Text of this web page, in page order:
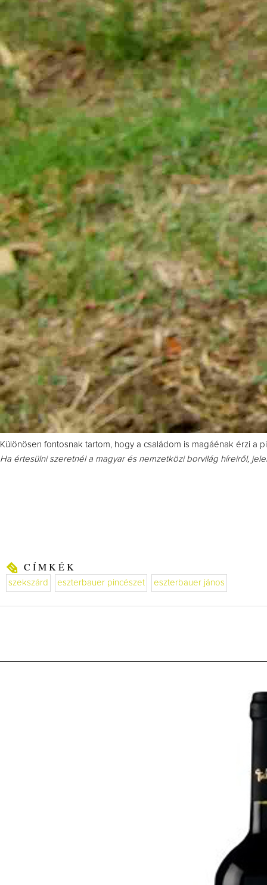
Különösen fontosnak tartom, hogy a családom is magáénak érzi a
Ha értesülni szeretnél a magyar és nemzetközi borvilág híreiről,
CÍMKÉK
szekszárd eszterbauer pincészet eszterbauer jános